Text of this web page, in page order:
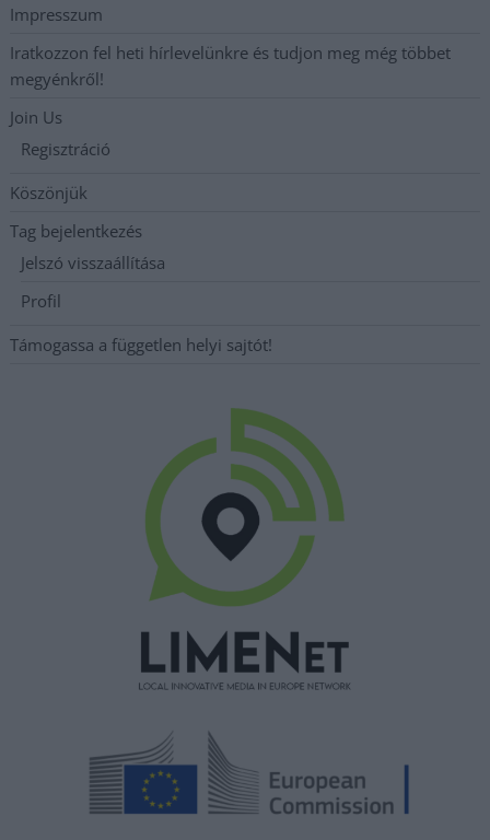
Impresszum
Iratkozzon fel heti hírlevelünkre és tudjon meg még többet
megyénkről!
Join Us
Regisztráció
Köszönjük
Tag bejelentkezés
Jelszó visszaállítása
Profil
Támogassa a független helyi sajtót!